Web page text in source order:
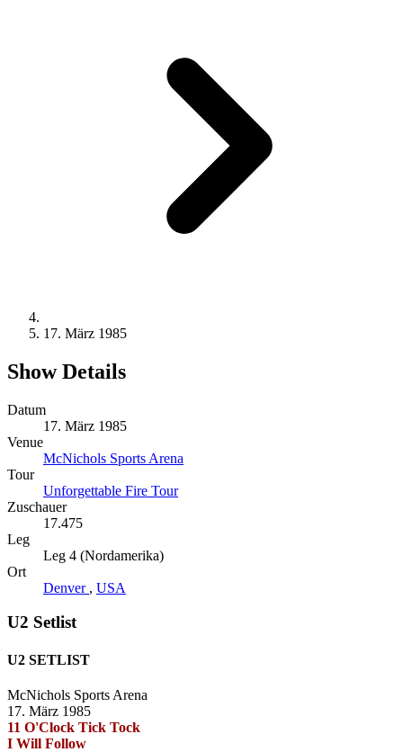
17. März 1985
Show Details
Datum
17. März 1985
Venue
McNichols Sports Arena
Tour
Unforgettable Fire Tour
Zuschauer
17.475
Leg
Leg 4 (Nordamerika)
Ort
Denver , USA
U2 Setlist
U2 SETLIST
McNichols Sports Arena
17. März 1985
11 O'Clock Tick Tock
I Will Follow